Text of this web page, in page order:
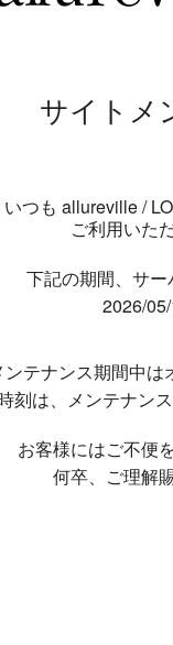
サイトメ
いつも allureville /
ご利用いた
下記の期間、サー
2026/
ンテナンス期間中は
刻は、メンテナン
お客様にはご不便
何卒、ご理解